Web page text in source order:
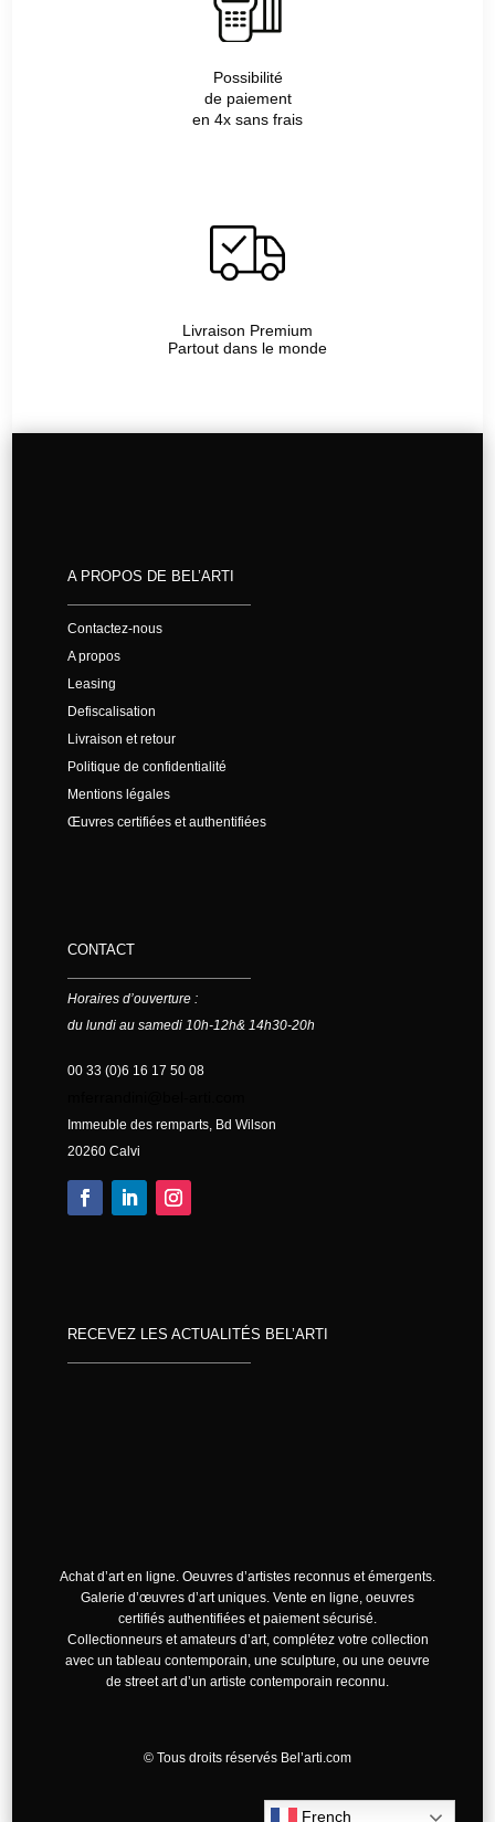
Possibilité
de paiement
en 4x sans frais
Livraison Premium
Partout dans le monde
A PROPOS DE BEL’ARTI
Contactez-nous
A propos
Leasing
Defiscalisation
Livraison et retour
Politique de confidentialité
Mentions légales
Œuvres certifiées et authentifiées
CONTACT
Horaires d’ouverture :
du lundi au samedi 10h-12h& 14h30-20h
00 33 (0)6 16 17 50 08
Immeuble des remparts, Bd Wilson
20260 Calvi
RECEVEZ LES ACTUALITÉS BEL’ARTI
Achat d’art en ligne. Oeuvres d’artistes reconnus et émergents.
Galerie d’œuvres d’art uniques. Vente en ligne, oeuvres
certifiés authentifiées et paiement sécurisé.
Collectionneurs et amateurs d’art, complétez votre collection
avec un tableau contemporain, une sculpture, ou une oeuvre
de street art d’un artiste contemporain reconnu.
© Tous droits réservés Bel’arti.com
French